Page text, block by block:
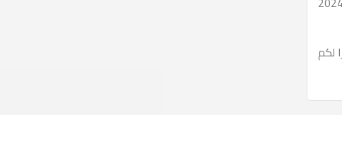
لكم